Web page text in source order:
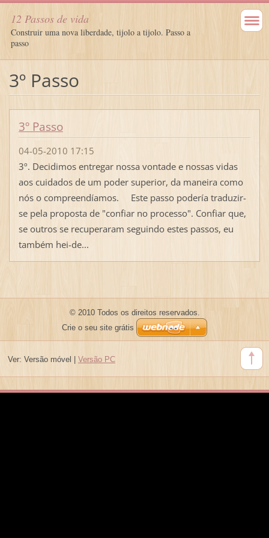
12 Passos de vida
Construir uma nova liberdade, tijolo a tijolo. Passo a
passo
3º Passo
3º Passo
04-05-2010 17:15
3º. Decidimos entregar nossa vontade e nossas vidas
aos cuidados de um poder superior, da maneira como
nós o compreendíamos. Este passo podería traduzir-
se pela proposta de "confiar no processo". Confiar que,
se outros se recuperaram seguindo estes passos, eu
também hei-de...
© 2010 Todos os direitos reservados.
Crie o seu site grátis
Ver: Versão móvel | Versão PC